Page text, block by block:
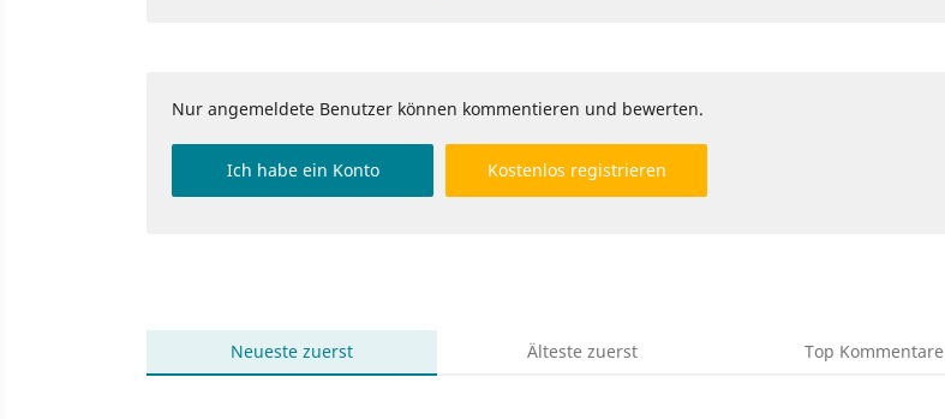
Nur angemeldete Benutzer können kommentieren und bewerten.
Ich habe ein Konto Kostenlos registrieren
Neueste zuerst Älteste zuerst Top Kommentare